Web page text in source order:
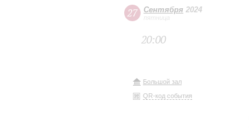
27 Сентября 2024
пятница
20:00
Большой зал
QR-код события